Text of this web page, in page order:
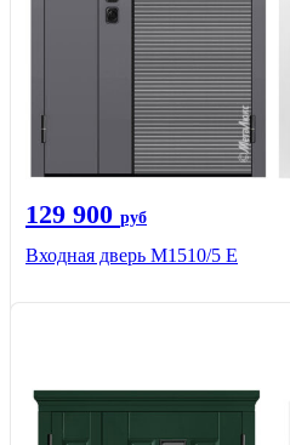
129 900 руб
Входная дверь М1510/5 Е